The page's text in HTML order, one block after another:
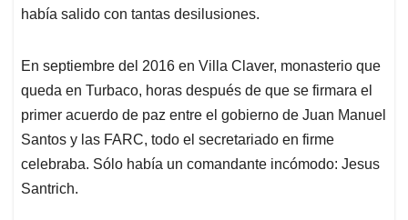
había salido con tantas desilusiones.
En septiembre del 2016 en Villa Claver, monasterio que
queda en Turbaco, horas después de que se firmara el
primer acuerdo de paz entre el gobierno de Juan Manuel
Santos y las FARC, todo el secretariado en firme
celebraba. Sólo había un comandante incómodo: Jesus
Santrich.